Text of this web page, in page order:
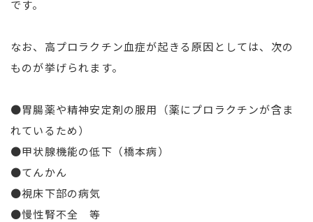
です。
なお、高プロラクチン血症が起きる原因としては、次の
ものが挙げられます。
●胃腸薬や精神安定剤の服用（薬にプロラクチンが含ま
れているため）
●甲状腺機能の低下（橋本病）
●てんかん
●視床下部の病気
●慢性腎不全 等